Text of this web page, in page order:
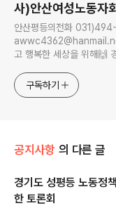
사)안산여성노동자회
안산평등의전화
고 행복한 세상을 위해🙌
구독하기
공지사항 의 다른 글
경기도 성평등 노동정
한 토론회